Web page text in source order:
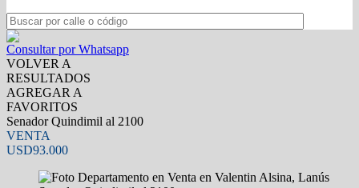
Consultar por Whatsapp
VOLVER A
RESULTADOS
AGREGAR A
FAVORITOS
Senador Quindimil al 2100
VENTA
USD93.000